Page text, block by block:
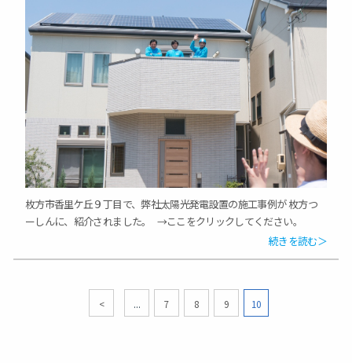
枚方市香里ケ丘９丁目で、弊社太陽光発電設置の施工事例が 枚方つ
ーしんに、紹介されました。 →ここをクリックしてください。
続きを読む＞
< ... 7 8 9 10